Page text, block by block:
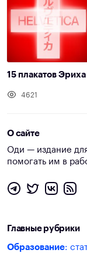
15 плакатов
4621
О сайте
Оди — издание
помогать им в
Главные рубрики
Образование: